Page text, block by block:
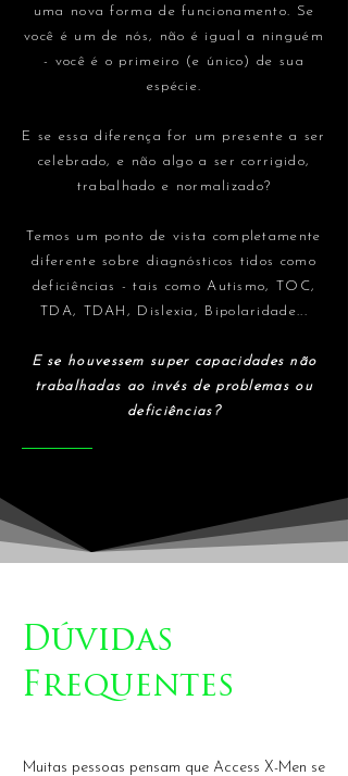
uma nova forma de funcionamento. Se
você é um de nós, não é igual a ninguém
- você é o primeiro (e único) de sua
espécie.
E se essa diferença for um presente a ser
celebrado, e não algo a ser corrigido,
trabalhado e normalizado?
Temos um ponto de vista completamente
diferente sobre diagnósticos tidos como
deficiências - tais como Autismo, TOC,
TDA, TDAH, Dislexia, Bipolaridade...
E se houvessem super capacidades não
trabalhadas ao invés de problemas ou
deficiências?
Dúvidas
Frequentes
Muitas pessoas pensam que Access X-Men se